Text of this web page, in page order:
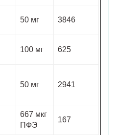
50 мг 3846
100 мг 625
50 мг 2941
667 мкг
ПФЭ
167